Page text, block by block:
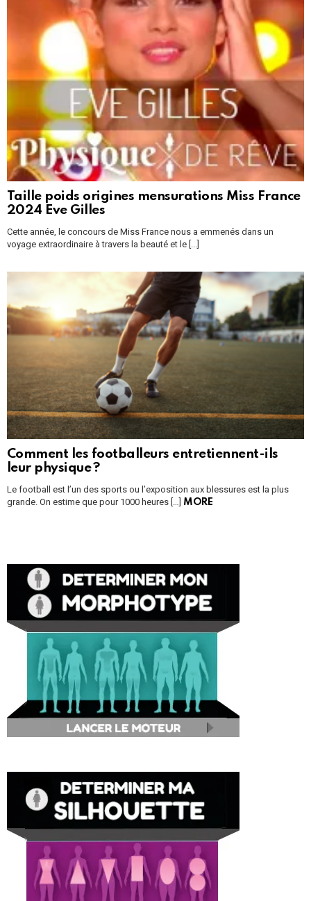
Taille poids origines mensurations Miss France
2024 Eve Gilles
Cette année, le concours de Miss France nous a emmenés dans un
voyage extraordinaire à travers la beauté et le [...]
Comment les footballeurs entretiennent-ils
leur physique ?
Le football est l’un des sports ou l’exposition aux blessures est la plus
grande. On estime que pour 1000 heures […] MORE